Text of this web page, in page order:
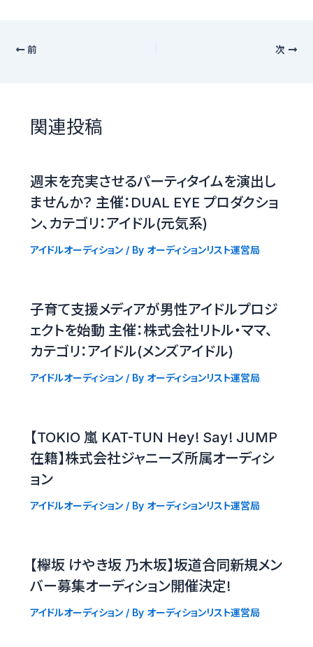
前 次
関連投稿
週末を充実させるパーティタイムを演出し
ませんか？ 主催：DUAL EYE プロダクショ
ン、カテゴリ：アイドル(元気系)
アイドルオーディション/ By オーディションリスト運営局
子育て支援メディアが男性アイドルプロジ
ェクトを始動 主催：株式会社リトル・ママ、
カテゴリ：アイドル(メンズアイドル)
アイドルオーディション/ By オーディションリスト運営局
【TOKIO 嵐 KAT-TUN Hey! Say! JUMP
在籍】株式会社ジャニーズ所属オーディシ
ョン
アイドルオーディション/ By オーディションリスト運営局
【欅坂 けやき坂 乃木坂】坂道合同新規メン
バー募集オーディション開催決定!
アイドルオーディション/ By オーディションリスト運営局